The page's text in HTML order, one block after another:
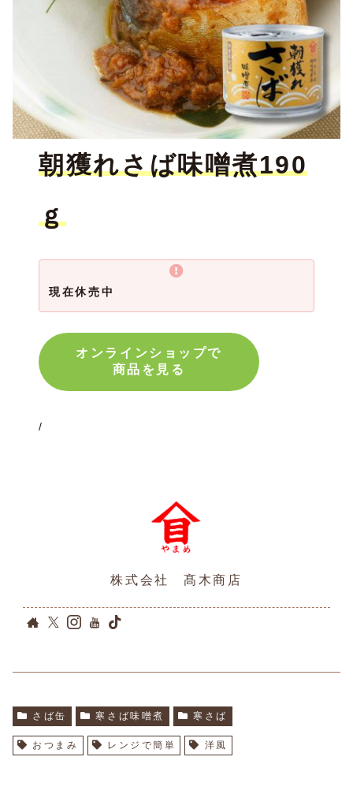
朝獲れさば味噌煮190
ｇ
現在休売中
オンラインショップで
商品を見る
/
株式会社 髙木商店
さば缶 寒さば味噌煮 寒さば
おつまみ レンジで簡単 洋風